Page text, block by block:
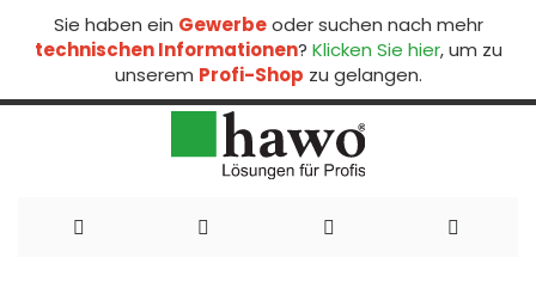
Sie haben ein Gewerbeoder suchen nach mehr
technischen Informationen? Klicken Sie hier, um zu
unserem Profi-Shop zu gelangen.